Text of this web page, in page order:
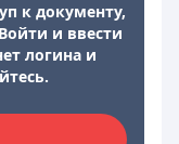
к документу,
и ввести
логина и